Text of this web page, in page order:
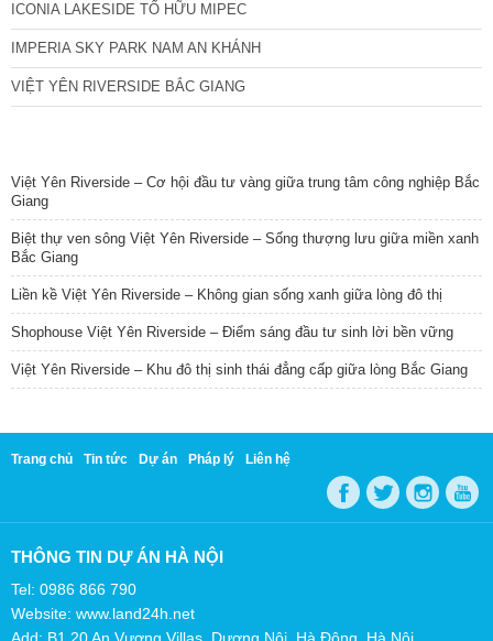
ICONIA LAKESIDE TỐ HỮU MIPEC
IMPERIA SKY PARK NAM AN KHÁNH
VIỆT YÊN RIVERSIDE BẮC GIANG
Việt Yên Riverside – Cơ hội đầu tư vàng giữa trung tâm công nghiệp Bắc
Giang
Biệt thự ven sông Việt Yên Riverside – Sống thượng lưu giữa miền xanh
Bắc Giang
Liền kề Việt Yên Riverside – Không gian sống xanh giữa lòng đô thị
Shophouse Việt Yên Riverside – Điểm sáng đầu tư sinh lời bền vững
Việt Yên Riverside – Khu đô thị sinh thái đẳng cấp giữa lòng Bắc Giang
Trang chủ Tin tức Dự án Pháp lý Liên hệ
THÔNG TIN DỰ ÁN HÀ NỘI
Tel: 0986 866 790
Website: www.land24h.net